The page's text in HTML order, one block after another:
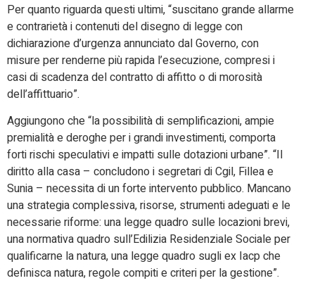
Per quanto riguarda questi ultimi, “suscitano grande allarme
e contrarietà i contenuti del disegno di legge con
dichiarazione d’urgenza annunciato dal Governo, con
misure per renderne più rapida l’esecuzione, compresi i
casi di scadenza del contratto di affitto o di morosità
dell’affittuario”.
Aggiungono che “la possibilità di semplificazioni, ampie
premialità e deroghe per i grandi investimenti, comporta
forti rischi speculativi e impatti sulle dotazioni urbane”. “Il
diritto alla casa – concludono i segretari di Cgil, Fillea e
Sunia – necessita di un forte intervento pubblico. Mancano
una strategia complessiva, risorse, strumenti adeguati e le
necessarie riforme: una legge quadro sulle locazioni brevi,
una normativa quadro sull’Edilizia Residenziale Sociale per
qualificarne la natura, una legge quadro sugli ex Iacp che
definisca natura, regole compiti e criteri per la gestione”.